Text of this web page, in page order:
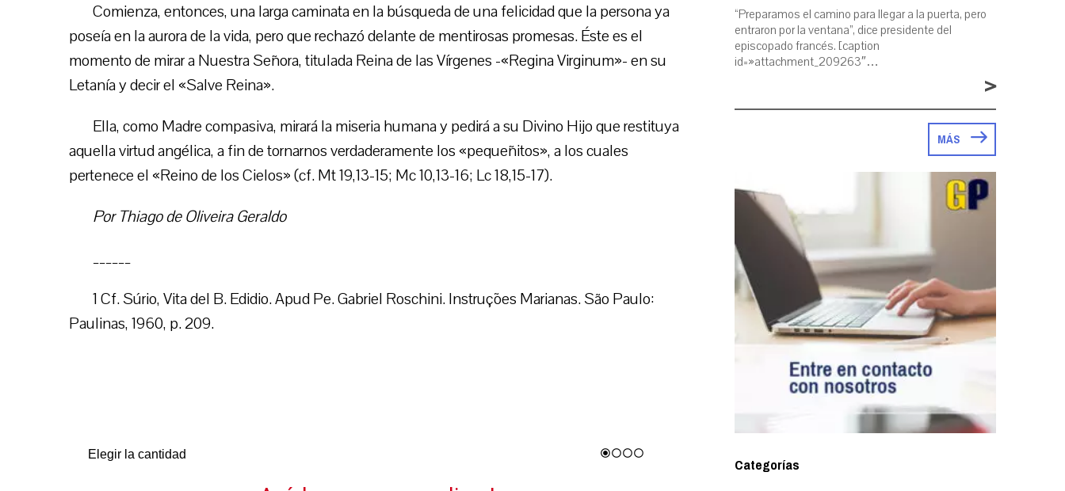
Comienza, entonces, una larga caminata en la búsqueda de una felicidad que la persona ya
poseía en la aurora de la vida, pero que rechazó delante de mentirosas promesas. Éste es el
momento de mirar a Nuestra Señora, titulada Reina de las Vírgenes -«Regina Virginum»- en su
Letanía y decir el «Salve Reina».
Ella, como Madre compasiva, mirará la miseria humana y pedirá a su Divino Hijo que restituya
aquella virtud angélica, a fin de tornarnos verdaderamente los «pequeñitos», a los cuales
pertenece el «Reino de los Cielos» (cf. Mt 19,13-15; Mc 10,13-16; Lc 18,15-17).
Por Thiago de Oliveira Geraldo
______
1 Cf. Súrio, Vita del B. Edidio. Apud Pe. Gabriel Roschini. Instruções Marianas. São Paulo:
Paulinas, 1960, p. 209.
“Preparamos el camino para llegar a la puerta, pero
entraron por la ventana”, dice presidente del
episcopado francés. [caption
id=»attachment_209263″…
>
MÁS
Categorías